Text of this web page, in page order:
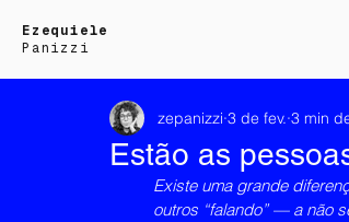
Ezequiele
Panizzi
Estão as
zepanizzi 3 de fev. 3 min
Existe uma grande
outros “falando” — a não